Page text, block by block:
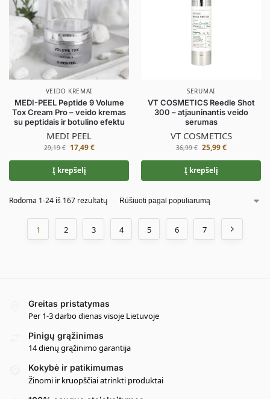
VEIDO KREMAI
MEDI-PEEL Peptide 9 Volume
Tox Cream Pro – veido kremas
su peptidais ir botulino efektu
MEDI PEEL
29,19€ 17,49€
Į krepšelį
SERUMAI
VT COSMETICS Reedle Shot
300 – atjauninantis veido
serumas
VT COSMETICS
36,99€ 25,99€
Į krepšelį
Rodoma 1-24 iš 167 rezultatų
1 2 3 4 5 6 7
Greitas pristatymas
Per 1-3 darbo dienas visoje Lietuvoje
Pinigų grąžinimas
14 dienų grąžinimo garantija
Kokybė ir patikimumas
Žinomi ir kruopščiai atrinkti produktai